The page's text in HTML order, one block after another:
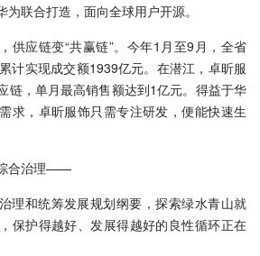
联合打造，面向全球用户开源。
供应链变“共赢链”。今年1月至9月，全省
计实现成交额1939亿元。在潜江，卓昕服
链，单月最高销售额达到1亿元。得益于华
求，卓昕服饰只需专注研发，便能快速生
合治理——
理和统筹发展规划纲要，探索绿水青山就
保护得越好、发展得越好的良性循环正在